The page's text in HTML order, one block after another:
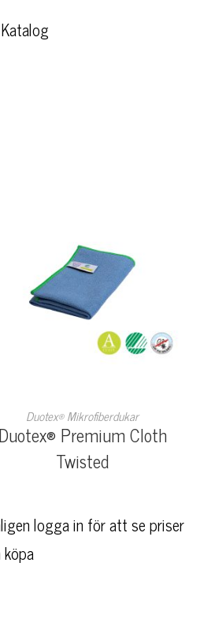
LÄS MER
Duotex® Mikrofiberdukar
Duotex® Premium Cloth
Twisted
logga in för att se priser